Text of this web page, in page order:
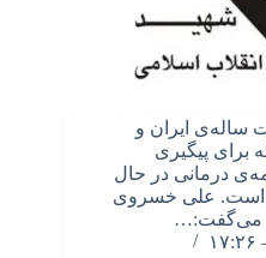
ساله‌ی ایران و
است که برای پیگیری
درمانی در حال
است. علی خسروی
می‌گفت:…